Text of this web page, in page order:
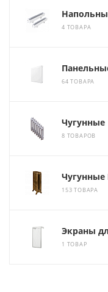
4 ТОВАРА
64 ТОВАРА
Чугунные
8 ТОВАРОВ
Чугунные
153 ТОВАРА
Экраны
1 ТОВАР